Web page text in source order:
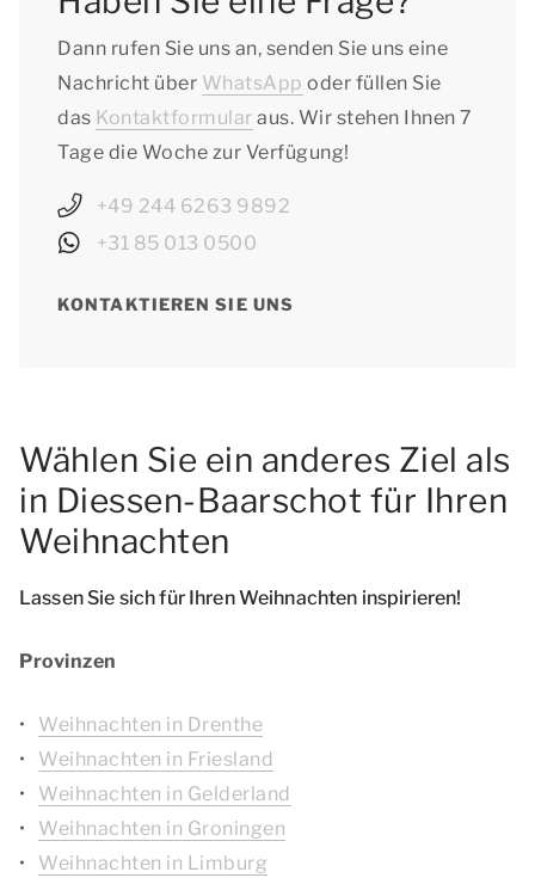
Dann rufen Sie uns an, senden Sie uns eine
Nachricht über WhatsApp oder füllen Sie
das Kontaktformular aus. Wir stehen Ihnen 7
Tage die Woche zur Verfügung!
+49 244 6263 9892
+31 85 013 0500
KONTAKTIEREN SIE UNS
Wählen Sie ein anderes Ziel als
in Diessen-Baarschot für Ihren
Weihnachten
Lassen Sie sich für Ihren Weihnachten inspirieren!
Provinzen
Weihnachten in Drenthe
Weihnachten in Friesland
Weihnachten in Gelderland
Weihnachten in Groningen
Weihnachten in Limburg